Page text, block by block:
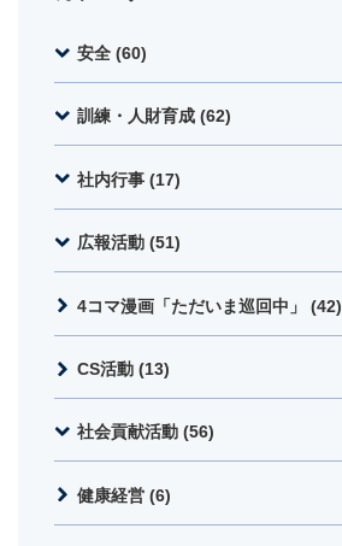
安全 (60)
訓練・人財育成 (62)
社内行事 (17)
広報活動 (51)
4コマ漫画「ただいま巡回中」 (42)
CS活動 (13)
社会貢献活動 (56)
健康経営 (6)